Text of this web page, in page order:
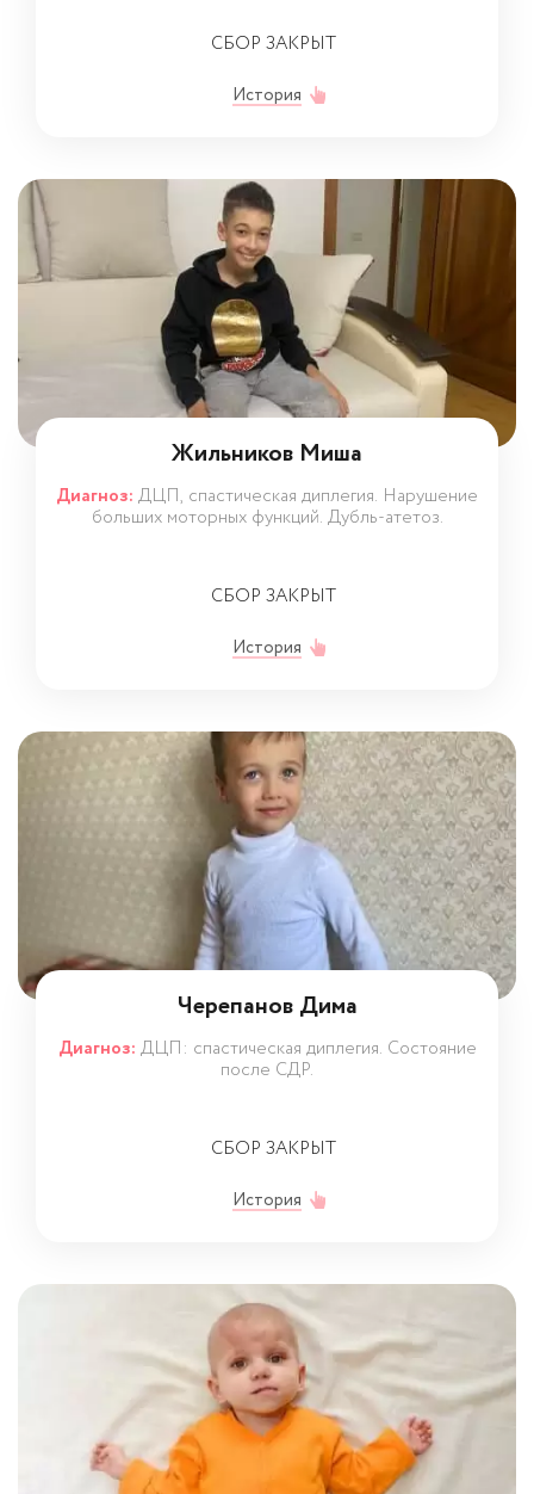
СБОР ЗАКРЫТ
История
Жильников Миша
Диагноз: ДЦП, спастическая диплегия. Нарушение
больших моторных функций. Дубль-атетоз.
СБОР ЗАКРЫТ
История
Черепанов Дима
Диагноз: ДЦП: спастическая диплегия. Состояние
после СДР.
СБОР ЗАКРЫТ
История